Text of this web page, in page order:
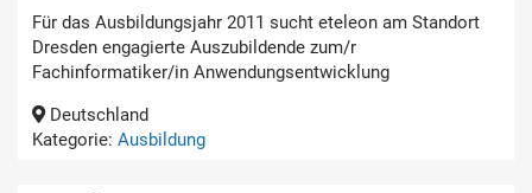
Für das Ausbildungsjahr 2011 sucht eteleon am Standort
Dresden engagierte Auszubildende zum/r
Fachinformatiker/in Anwendungsentwicklung
Deutschland
Kategorie: Ausbildung